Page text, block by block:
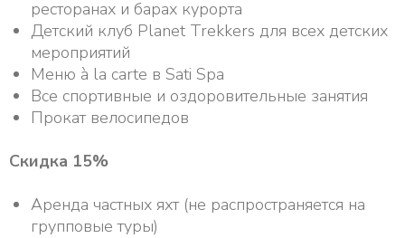
ресторанах и барах курорта
Детский клуб Planet Trekkers для всех детских
мероприятий
Меню à la carte в Sati Spa
Все спортивные и оздоровительные занятия
Прокат велосипедов
Скидка 15%
Аренда частных яхт (не распространяется на
групповые туры)